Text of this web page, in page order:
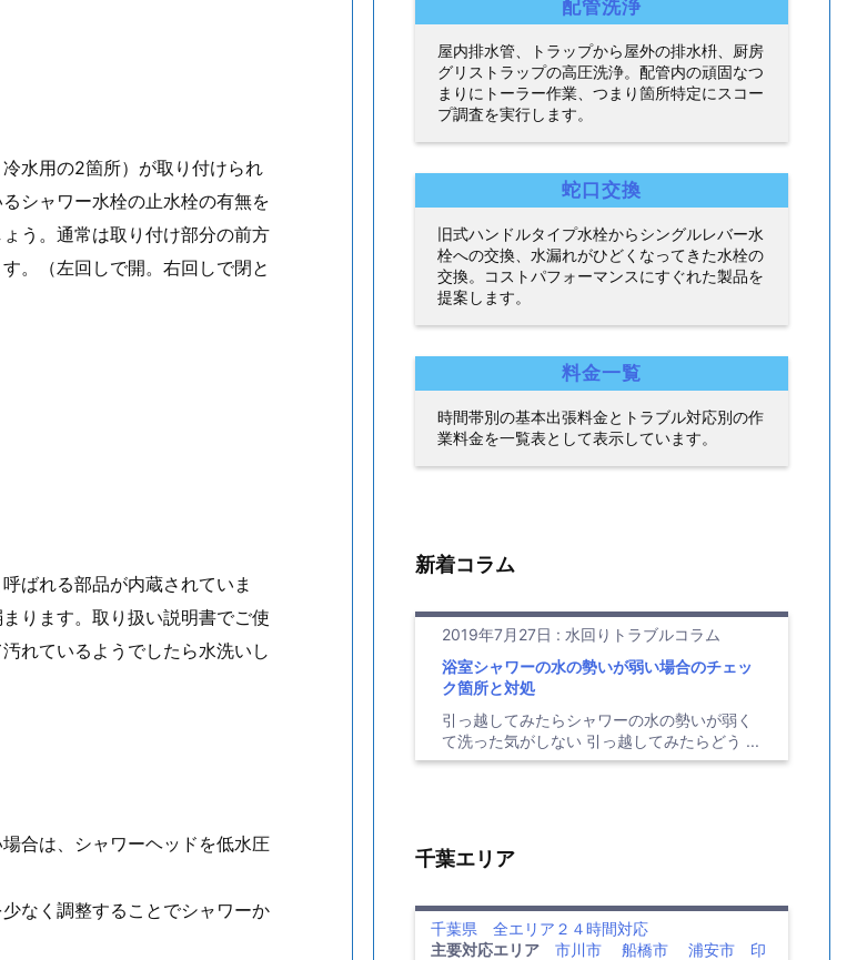
水用の2箇所）が取り付けられ
シャワー水栓の止水栓の有無を
う。通常は取り付け部分の前方
。（左回しで開。右回しで閉と
ばれる部品が内蔵されていま
ります。取り扱い説明書でご使
れているようでしたら水洗いし
合は、シャワーヘッドを低水圧
なく調整することでシャワーか
配管洗浄
屋内排水管、トラップから屋外の排水枡、厨房
グリストラップの高圧洗浄。配管内の頑固なつ
まりにトーラー作業、つまり箇所特定にスコー
プ調査を実行します。
蛇口交換
旧式ハンドルタイプ水栓からシングルレバー水
栓への交換、水漏れがひどくなってきた水栓の
交換。コストパフォーマンスにすぐれた製品を
提案します。
料金一覧
時間帯別の基本出張料金とトラブル対応別の作
業料金を一覧表として表示しています。
新着コラム
2019年7月27日 : 水回りトラブルコラム
浴室シャワーの水の勢いが弱い場合のチェッ
ク箇所と対処
引っ越してみたらシャワーの水の勢いが弱く
て洗った気がしない 引っ越してみたらどう ...
千葉エリア
千葉県 全エリア２４時間対応
主要対応エリア
市川市 船橋市 浦安市
印